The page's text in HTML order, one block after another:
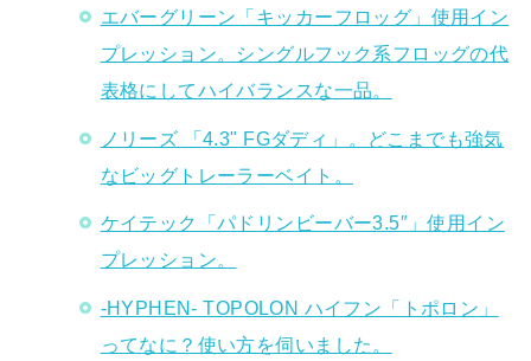
エバーグリーン「キッカーフロッグ」使用イン
プレッション。シングルフック系フロッグの代
表格にしてハイバランスな一品。
ノリーズ 「4.3" FGダディ」。どこまでも強気
なビッグトレーラーベイト。
ケイテック「パドリンビーバー3.5″」使用イン
プレッション。
-HYPHEN- TOPOLON ハイフン「トポロン」
ってなに？使い方を伺いました。